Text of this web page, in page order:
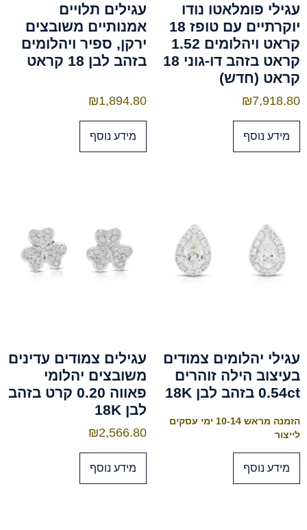
עגילי פומלאטו נודו
יוקרתיים עם טופז 18
קראט ויהלומים 1.52
קראט בזהב דו-גוני 18
קראט (חדש)
₪7,918.80
מידע נוסף
עגילים תלויים
אמנותיים משובצים
ירקן, ספיר ויהלומים
בזהב לבן 18 קראט
₪1,894.80
מידע נוסף
עגילי יהלומים צמודים
בעיצוב הילה זוהרים
0.54ct בזהב לבן 18K
הזמנה מראש 10-14 ימי עסקים
לייצור
מידע נוסף
עגילים צמודים עדינים
משובצים יהלומי
פאווה 0.20 קרט בזהב
לבן 18K
₪2,566.80
מידע נוסף